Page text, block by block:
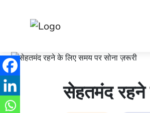
सेहतमंद रहने